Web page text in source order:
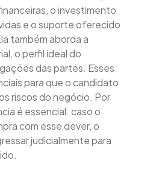
o investimento
e o suporte oferecido
também aborda a
o perfil ideal do
das partes. Esses
para que o candidato
riscos do negócio. Por
é essencial: caso o
com esse dever, o
judicialmente para